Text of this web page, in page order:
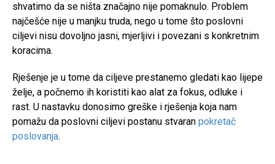
shvatimo da se ništa značajno nije pomaknulo. Problem
najčešće nije u manjku truda, nego u tome što poslovni
ciljevi nisu dovoljno jasni, mjerljivi i povezani s konkretnim
koracima.
Rješenje je u tome da ciljeve prestanemo gledati kao lijepe
želje, a počnemo ih koristiti kao alat za fokus, odluke i
rast. U nastavku donosimo greške i rješenja koja nam
pomažu da poslovni ciljevi postanu stvaran pokretač
poslovanja.